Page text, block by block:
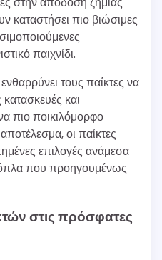
καταστήσει πιο βιώσιμες
παιχνίδι.
τους παίκτες να
και
πιο ποικιλόμορφο
οι παίκτες
επιλογές ανάμεσα
όπλα που προηγουμένως
στις πρόσφατες